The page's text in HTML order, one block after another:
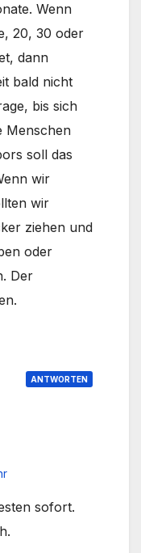
Wenn
20, 30 oder
dann
bald nicht
bis sich
Menschen
soll das
wir
wir
ziehen und
oder
Der
ANTWORTEN
sofort.